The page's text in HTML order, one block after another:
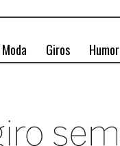
Moda Giros Humor